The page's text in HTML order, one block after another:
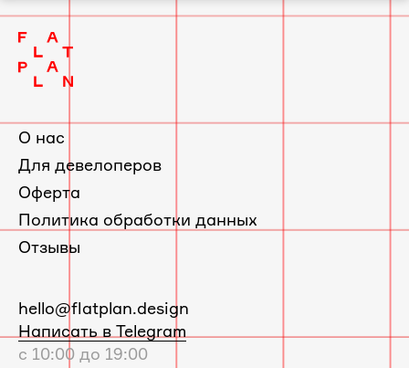
Фрёкен Снорк
О нас
Для девелоперов
Оферта
Политика обработки данных
Отзывы
E-
mail:
hello@flatplan.design
Написать в Telegram
с 10:00 до 19:00